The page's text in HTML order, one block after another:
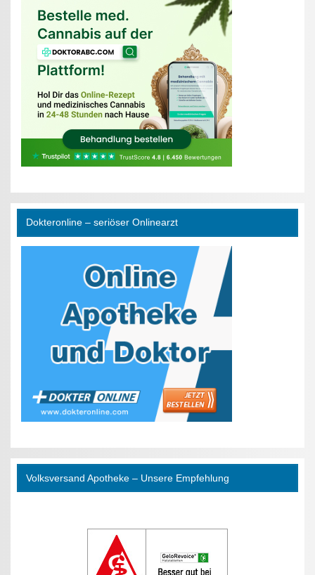
Dokteronline – seriöser Onlinearzt
Volksversand Apotheke – Unsere Empfehlung